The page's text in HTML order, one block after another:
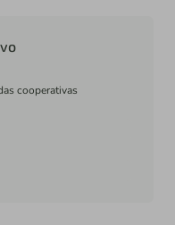
cooperativas